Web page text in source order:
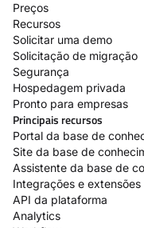
Preços
Recursos
Solicitar uma demo
Solicitação de migração
Segurança
Hospedagem privada
Pronto para empresas
Principais recursos
Portal da base de
Site da base de
Assistente da base de
Integrações e extensões
API da plataforma
Analytics